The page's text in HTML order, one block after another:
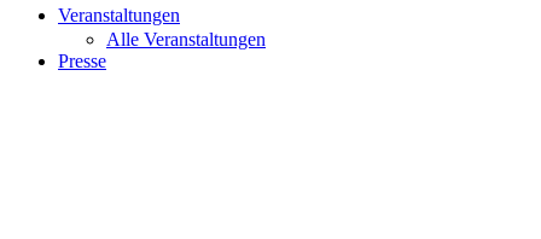
Veranstaltungen
Alle Veranstaltungen
Presse